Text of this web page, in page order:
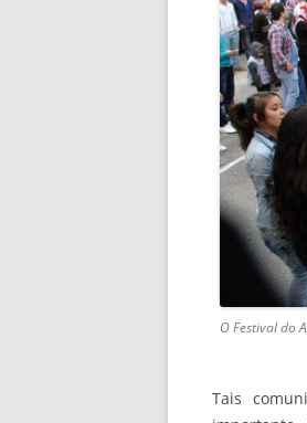
O Festival do
Tais